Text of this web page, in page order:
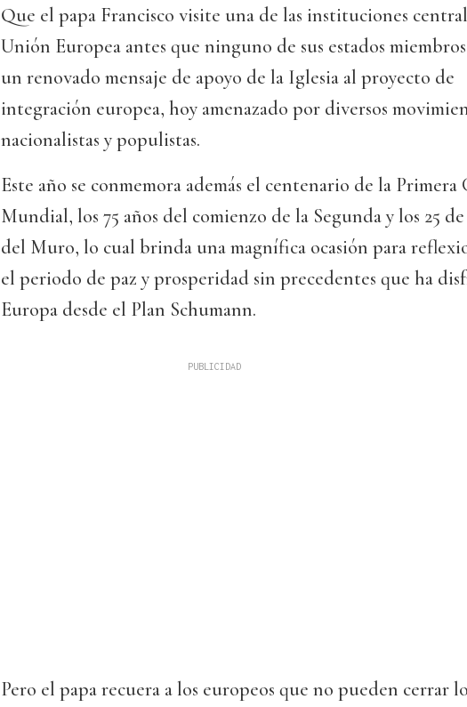
Que el papa Francisco visite una de las instituciones
Unión Europea antes que ninguno de sus estados
un renovado mensaje de apoyo de la Iglesia al proyecto de
integración europea, hoy amenazado por diversos
nacionalistas y populistas.
Este año se conmemora además el centenario de la Primera
Mundial, los 75 años del comienzo de la Segunda y los 25
del Muro, lo cual brinda una magnífica ocasión para
el periodo de paz y prosperidad sin precedentes que ha
Europa desde el Plan Schumann.
Pero el papa recuera a los europeos que no pueden cerrar